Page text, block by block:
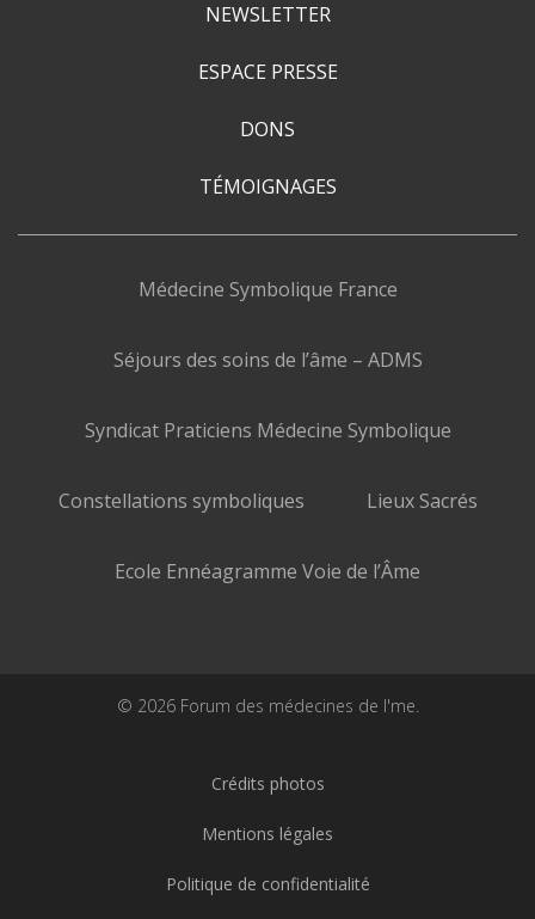
NEWSLETTER
ESPACE PRESSE
DONS
TÉMOIGNAGES
Médecine Symbolique France
Séjours des soins de l’âme – ADMS
Syndicat Praticiens Médecine Symbolique
Constellations symboliques Lieux Sacrés
Ecole Ennéagramme Voie de l’Âme
© 2026 Forum des médecines de l'me.
Crédits photos
Mentions légales
Politique de confidentialité